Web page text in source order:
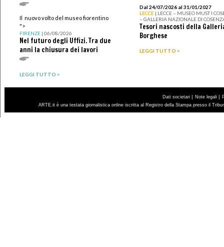
Il nuovo volto del museo fiorentino
">
FIRENZE| 06/08/2026
Nel futuro degli Uffizi. Tra due
anni la chiusura dei lavori
LEGGI TUTTO >
Dal 24/07/2026 al 31/01/2027
LECCE | LECCE – MUSEO MUST I
– GALLERIA NAZIONALE DI
Tesori nascosti della
Borghese
LEGGI TUTTO >
Dati societari | Note legali |
ARTE.it è una testata giornalistica online iscritta al Registro della Stampa presso il